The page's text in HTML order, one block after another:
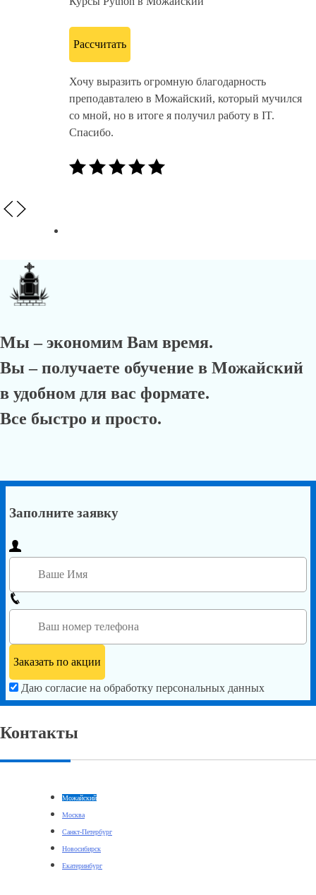
Рассчитать
Хочу выразить огромную благодарность
преподавталею в Можайский, который мучился
со мной, но в итоге я получил работу в IT.
Спасибо.
Мы – экономим Вам время.
Вы – получаете обучение в Можайский
в удобном для вас формате.
Все быстро и просто.
Заполните заявку
Даю согласие на обработку персональных данных
Контакты
Можайский
Москва
Санкт-Петербург
Новосибирск
Екатеринбург